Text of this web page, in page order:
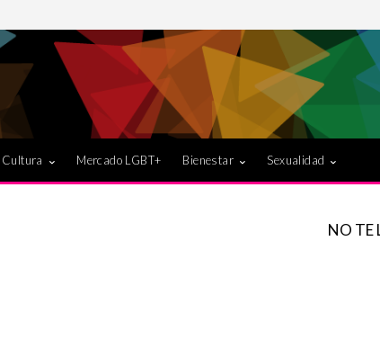
Cultura Mercado LGBT+ Bienestar Sexualidad
NO TE